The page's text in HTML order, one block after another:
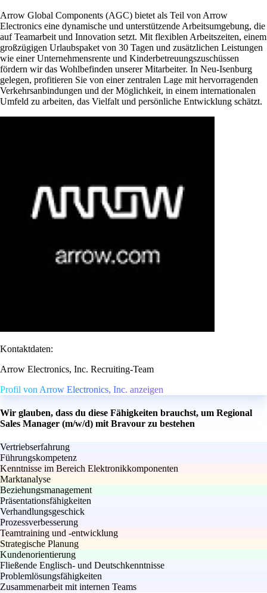
Arrow Global Components (AGC) bietet als Teil von Arrow
Electronics eine dynamische und unterstützende Arbeitsumgebung, die
auf Teamarbeit und Innovation setzt. Mit flexiblen Arbeitszeiten, einem
großzügigen Urlaubspaket von 30 Tagen und zusätzlichen Leistungen
wie einer Unternehmensrente und Kinderbetreuungszuschüssen
fördern wir das Wohlbefinden unserer Mitarbeiter. In Neu-Isenburg
gelegen, profitieren Sie von einer zentralen Lage mit hervorragenden
Verkehrsanbindungen und der Möglichkeit, in einem internationalen
Umfeld zu arbeiten, das Vielfalt und persönliche Entwicklung schätzt.
Kontaktdaten:
Arrow Electronics, Inc. Recruiting-Team
Profil von Arrow Electronics, Inc. anzeigen
Wir glauben, dass du diese Fähigkeiten brauchst, um Regional
Sales Manager (m/w/d) mit Bravour zu bestehen
Vertriebserfahrung
Führungskompetenz
Kenntnisse im Bereich Elektronikkomponenten
Marktanalyse
Beziehungsmanagement
Präsentationsfähigkeiten
Verhandlungsgeschick
Prozessverbesserung
Teamtraining und -entwicklung
Strategische Planung
Kundenorientierung
Fließende Englisch- und Deutschkenntnisse
Problemlösungsfähigkeiten
Zusammenarbeit mit internen Teams